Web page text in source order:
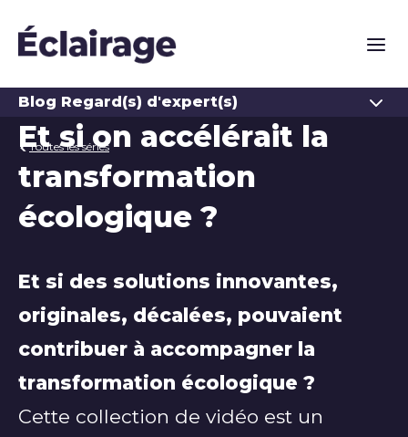
Blog Regard(s) d'expert(s)
Toutes les séries
Et si on accélérait la
transformation
écologique ?
Et si des solutions innovantes,
originales, décalées, pouvaient
contribuer à accompagner la
transformation écologique ?
Cette collection de vidéo est un